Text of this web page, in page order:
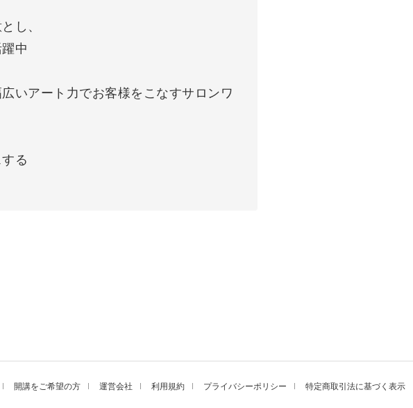
し、
中
いアート力でお客様をこなすサロンワ
る
開講をご希望の方 運営会社 利用規約 プライバシーポリシー 特定商取引法に基づく表示